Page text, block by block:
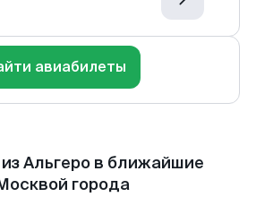
авиабилеты
Альгеро в ближайшие
города